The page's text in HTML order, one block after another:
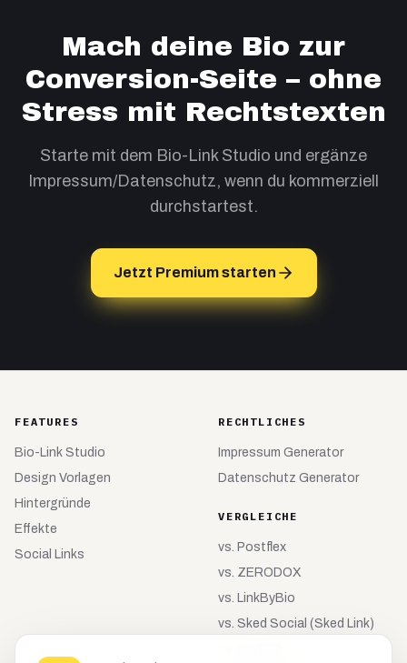
Mach deine Bio zur
Conversion-Seite – ohne
Stress mit Rechtstexten
Starte mit dem Bio-Link Studio und ergänze
Impressum/Datenschutz, wenn du kommerziell
durchstartest.
Jetzt Premium starten
FEATURES
Bio-Link Studio
Design Vorlagen
Hintergründe
Effekte
Social Links
RECHTLICHES
Impressum Generator
Datenschutz Generator
VERGLEICHE
vs. Postflex
vs. ZERODOX
vs. LinkByBio
vs. Sked Social (Sked Link)